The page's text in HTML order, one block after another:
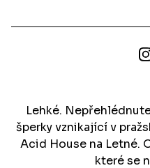
Lehké.
šperky vznikající v
Acid House na Letné.
které se